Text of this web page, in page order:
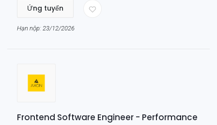
Ứng tuyển
Hạn nộp: 23/12/2026
Frontend Software Engineer - Performance